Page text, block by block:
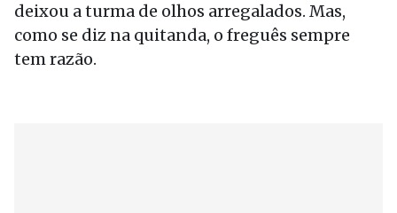
deixou a turma de olhos arregalados. Mas,
como se diz na quitanda, o freguês sempre
tem razão.